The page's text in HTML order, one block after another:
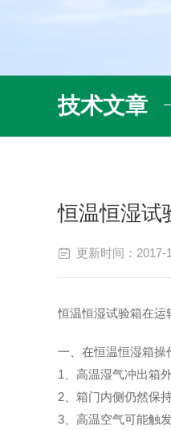
技术文章
恒温恒湿试
更新时间：2017-
恒温恒湿试验箱在运
一、在恒温恒湿箱操
1、高温湿气冲出箱
2、箱门内侧仍然保
3、高温空气可能触